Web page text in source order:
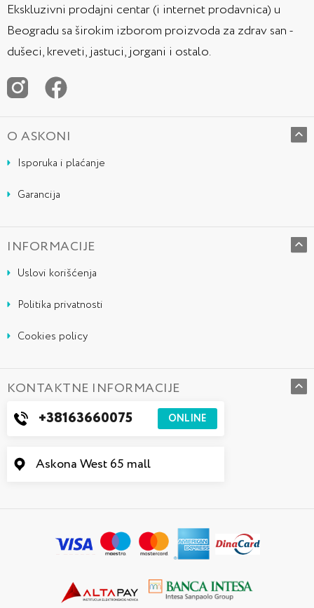
Ekskluzivni prodajni centar (i internet prodavnica) u
Beogradu sa širokim izborom proizvoda za zdrav san -
dušeci, kreveti, jastuci, jorgani i ostalo.
O ASKONI
Isporuka i plaćanje
Garancija
INFORMACIJE
Uslovi korišćenja
Politika privatnosti
Cookies policy
KONTAKTNE INFORMACIJE
+38163660075 ONLINE
Askona West 65 mall